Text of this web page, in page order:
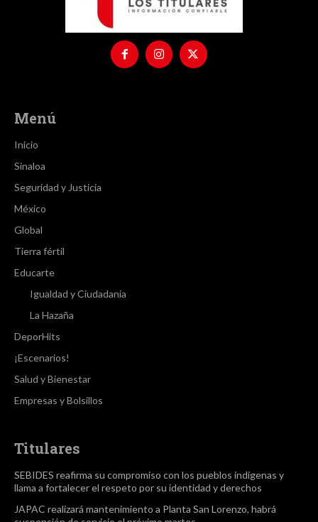
Menú
Inicio
Sinaloa
Seguridad y Justicia
México
Global
Tierra fértil
Educarte
Igualdad y Ciudadanía
La Hazaña
DeporHits
¡Escenarios!
Salud y Bienestar
Empresas y Bolsillos
Titulares
SEBIDES reafirma su compromiso con los pueblos indígenas y
llama a fortalecer el respeto por su identidad y derechos
JAPAC realizará mantenimiento a Planta San Lorenzo, habrá